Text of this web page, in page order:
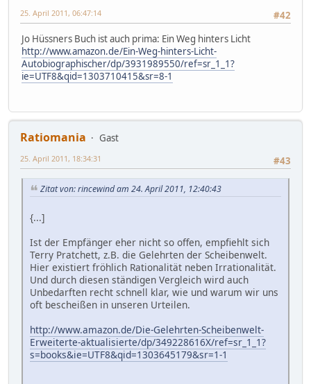
#42
25. April 2011, 06:47:14
Jo Hüssners Buch ist auch prima: Ein Weg hinters Licht
http://www.amazon.de/Ein-Weg-hinters-Licht-
Autobiographischer/dp/3931989550/ref=sr_1_1?
ie=UTF8&qid=1303710415&sr=8-1
Ratiomania
Gast
#43
25. April 2011, 18:34:31
Zitat von: rincewind am 24. April 2011, 12:40:43
{...]
Ist der Empfänger eher nicht so offen, empfiehlt sich
Terry Pratchett, z.B. die Gelehrten der Scheibenwelt.
Hier existiert fröhlich Rationalität neben Irrationalität.
Und durch diesen ständigen Vergleich wird auch
Unbedarften recht schnell klar, wie und warum wir uns
oft bescheißen in unseren Urteilen.
http://www.amazon.de/Die-Gelehrten-Scheibenwelt-
Erweiterte-aktualisierte/dp/349228616X/ref=sr_1_1?
s=books&ie=UTF8&qid=1303645179&sr=1-1